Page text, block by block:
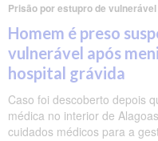
Prisão por estupro de vulnerável
Homem é preso
vulnerável após
hospital grávida
Caso foi descoberto depois
médica no interior de
cuidados médicos para a